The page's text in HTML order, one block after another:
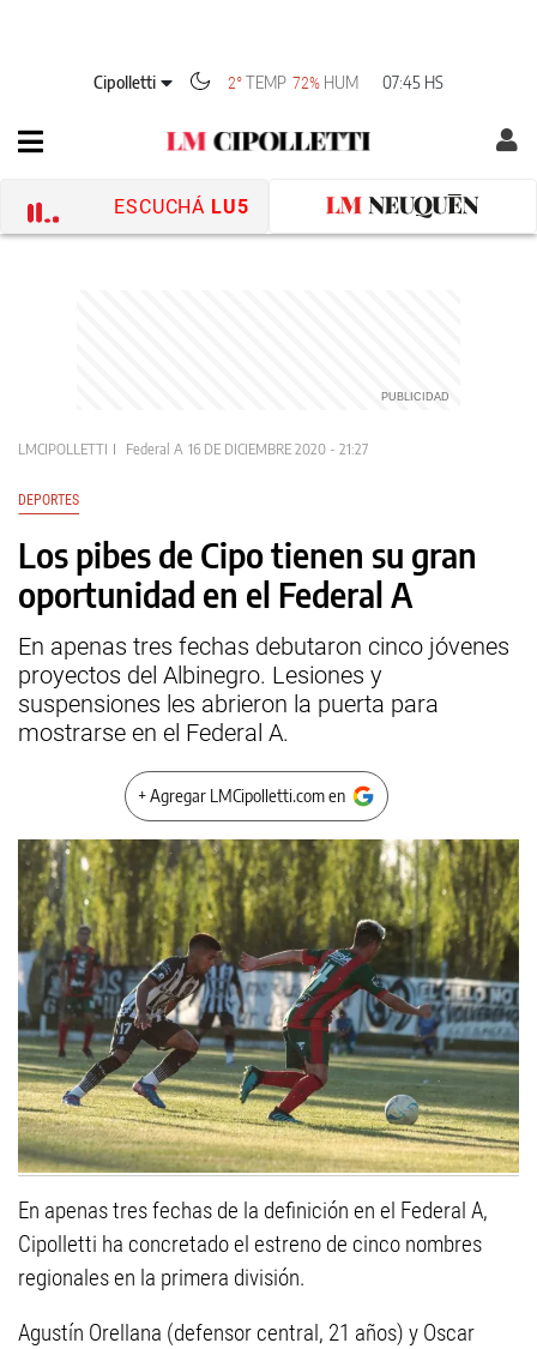
Cipolletti 2° TEMP 72% HUM 07:45 HS
ESCUCHÁ LU5
LMCIPOLLETTI Federal A 16 DE DICIEMBRE 2020 - 21:27
DEPORTES
Los pibes de Cipo tienen su gran
oportunidad en el Federal A
En apenas tres fechas debutaron cinco jóvenes
proyectos del Albinegro. Lesiones y
suspensiones les abrieron la puerta para
mostrarse en el Federal A.
+ Agregar LMCipolletti.com en
En apenas tres fechas de la definición en el Federal A,
Cipolletti ha concretado el estreno de cinco nombres
regionales en la primera división.
Agustín Orellana (defensor central, 21 años) y Oscar